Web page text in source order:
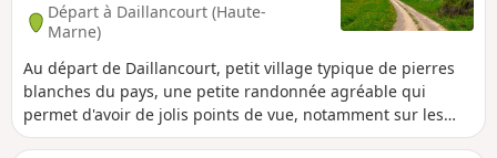
Départ à Daillancourt (Haute-
Marne)
Au départ de Daillancourt, petit village typique de pierres
blanches du pays, une petite randonnée agréable qui
permet d'avoir de jolis points de vue, notamment sur les
villages bordant la Blaise.